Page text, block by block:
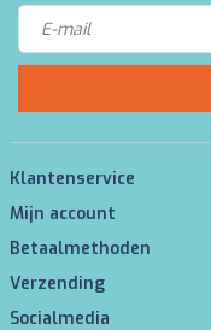
Klantenservice
Mijn account
Betaalmethoden
Verzending
Socialmedia